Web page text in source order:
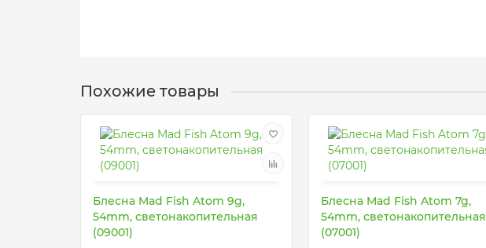
Похожие товары
Блесна Mad Fish Atom 9g,
54mm, светонакопительная
(09001)
Блесна Mad Fish Atom 7g,
54mm, светонакопительная
(07001)